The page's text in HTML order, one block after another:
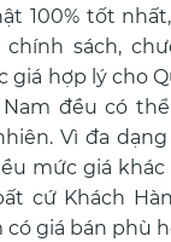
100% tốt
sách,
giá hợp lý cho
đều có
Vì đa
mức giá
cứ Khách
giá bán phù